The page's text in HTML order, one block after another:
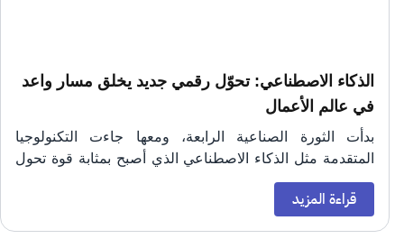
الذكاء الاصطناعي: تحوّل رقمي جديد يخلق مسار واعد
في عالم الأعمال
بدأت الثورة الصناعية الرابعة، ومعها جاءت التكنولوجيا
المتقدمة مثل الذكاء الاصطناعي الذي أصبح بمثابة قوة تحول
رئيسية في العالم. هذه التقنية الجديدة توفر فرصا لا حصر لها
للابتكار والتحسين، ولكنها تتطلب أيضًا نظرة استراتيجية
الذكاء الاصطناعي، بقدرته الهائلة على تحليل البيانات بسرعة
ودقة غير مسبوقة، سيغير الطريقة التي ندير بها الأعمال ونتخذ
بناء عليها القرارات، فهو لا يتمحور حول القيام بالعمليات بشكل
قراءة المزيد